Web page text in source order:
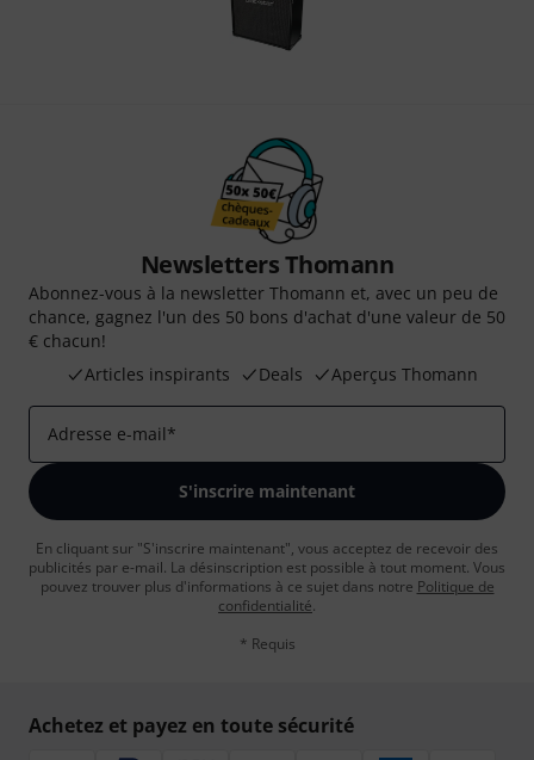
Newsletters Thomann
Abonnez-vous à la newsletter Thomann et, avec un peu de
chance, gagnez l'un des 50 bons d'achat d'une valeur de 50
€ chacun!
Articles inspirants
Deals Aperçus Thomann
Adresse e-mail*
S'inscrire maintenant
En cliquant sur "S'inscrire maintenant", vous acceptez de recevoir des
publicités par e-mail. La désinscription est possible à tout moment. Vous
pouvez trouver plus d'informations à ce sujet dans notre Politique de
confidentialité.
* Requis
Achetez et payez en toute sécurité